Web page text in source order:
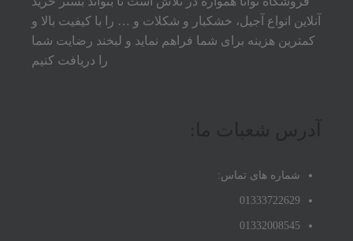
آنلاین انواع آجیل، خشکبار و شکلات و … را با کیفیت بالا و
کمترین هزینه برای شما فراهم نماید و لبخند رضایت شما
را دریافت کنیم
شماره های تماس:
01333722629
01332008545